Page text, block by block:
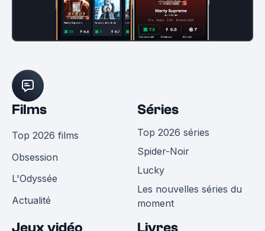
Films
Top 2026 films
Obsession
L'Odyssée
Actualité
Séries
Top 2026 séries
Spider-Noir
Lucky
Les nouvelles séries du
moment
Jeux vidéo Livres